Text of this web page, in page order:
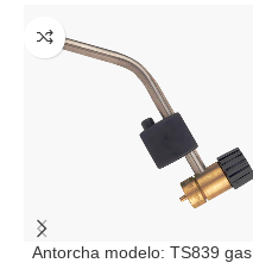
Antorcha modelo: TS839 gas